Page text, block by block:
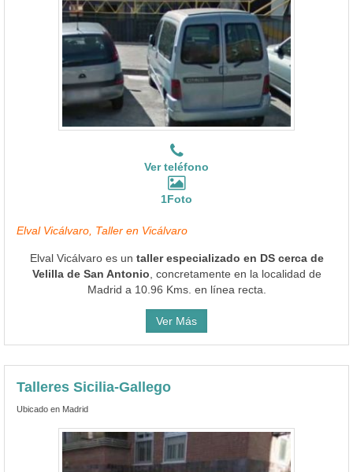
Ver teléfono
1Foto
Elval Vicálvaro, Taller en Vicálvaro
Elval Vicálvaro es un taller especializado en DS cerca de
Velilla de San Antonio , concretamente en la localidad de
Madrid a 10.96 Kms. en línea recta.
Ver Más
Talleres Sicilia-Gallego
Ubicado en Madrid